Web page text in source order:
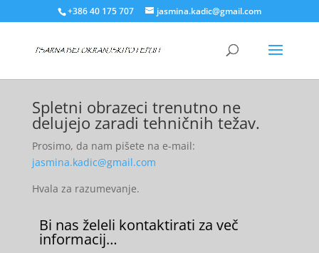
+386 40 175 707 jasmina.kadic@gmail.com
Spletni obrazeci trenutno ne
delujejo zaradi tehničnih težav.
Prosimo, da nam pišete na e-mail:
jasmina.kadic@gmail.com
Hvala za razumevanje.
Bi nas želeli kontaktirati za več
informacij…